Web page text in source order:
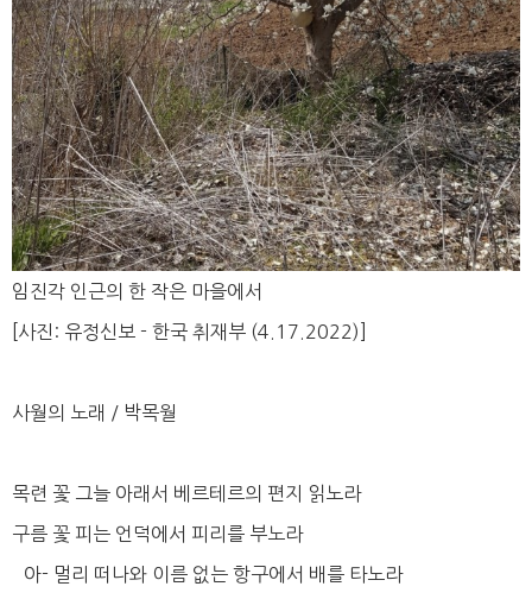
임진각 인근의 한 작은 마을에서
[사진: 유정신보 - 한국 취재부 (4.17.2022)]
사월의 노래 / 박목월
목련 꽃 그늘 아래서 베르테르의 편지 읽노라
구름 꽃 피는 언덕에서 피리를 부노라
아- 멀리 떠나와 이름 없는 항구에서 배를 타노라